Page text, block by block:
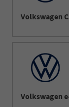
Volkswagen
Volkswagen